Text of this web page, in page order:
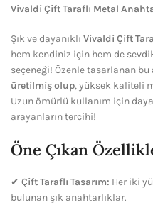
Vivaldi Çift Taraflı Metal
Şık ve dayanıklı Vivaldi Çift
hem kendiniz için hem de
seçeneği! Özenle tasarlanan
üretilmiş olup, yüksek kaliteli
Uzun ömürlü kullanım için
arayanların tercihi!
Öne Çıkan
✔ Çift Taraflı Tasarım: Her iki
bulunan şık anahtarlıklar.